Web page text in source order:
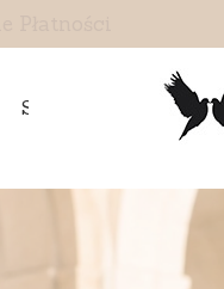
Skontaktuj się z nami